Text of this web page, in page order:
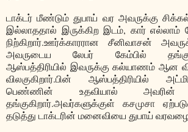
டாக்டர் மீண்டும் துபாய் வர அவருக்கு
இல்லாததால் இருக்கிற இடம், கார் எல்லாம்
நிற்கிறார்.ஊர்க்காரரான சீனிவாசன்
அவருடைய லேபர் கேம்பில்
ஆஸ்பத்திரியில் இவருக்கு கல்யாணம் ஆன
விலகுகிறார்.பின் ஆஸ்பத்திரியில்
பெண்ணின் உதவியால் அவரின்
தங்குகிறார்.அவர்களுக்குள் கசமுசா
தடுத்து டாக்டரின் மனைவியை துபாய்